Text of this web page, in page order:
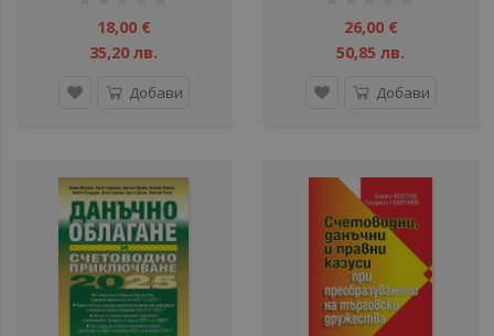
18,00 €
35,20 лв.
Добави
26,00 €
50,85 лв.
Добави